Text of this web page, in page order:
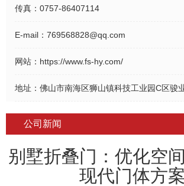
传真： 0757-86407114
E-mail： 769568828@qq.com
网站： https://www.fs-hy.com/
地址： 佛山市南海区狮山镇科技工业园C区骏
公司新闻
别墅折叠门：优化空
现代门体方案